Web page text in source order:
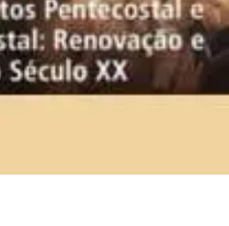
de Cristo que têm uma
buscar a experiência do
e o contínuo enchimento